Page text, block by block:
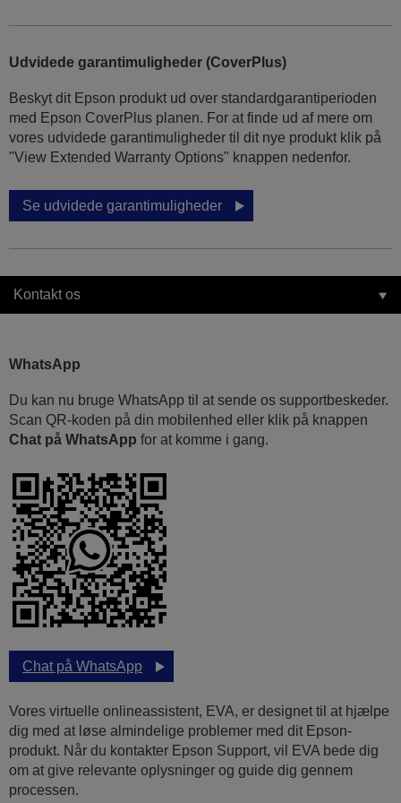
Udvidede garantimuligheder (CoverPlus)
Beskyt dit Epson produkt ud over standardgarantiperioden
med Epson CoverPlus planen. For at finde ud af mere om
vores udvidede garantimuligheder til dit nye produkt klik på
"View Extended Warranty Options" knappen nedenfor.
Se udvidede garantimuligheder
Kontakt os
WhatsApp
Du kan nu bruge WhatsApp til at sende os supportbeskeder.
Scan QR-koden på din mobilenhed eller klik på knappen
Chat på WhatsApp for at komme i gang.
Chat på WhatsApp
Vores virtuelle onlineassistent, EVA, er designet til at hjælpe
dig med at løse almindelige problemer med dit Epson-
produkt. Når du kontakter Epson Support, vil EVA bede dig
om at give relevante oplysninger og guide dig gennem
processen.